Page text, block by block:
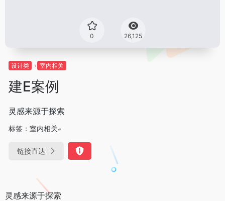
0 26,125
设计类 室内相关
建E案例
灵感来源于探索
标签： 室内相关
链接直达
灵感来源于探索